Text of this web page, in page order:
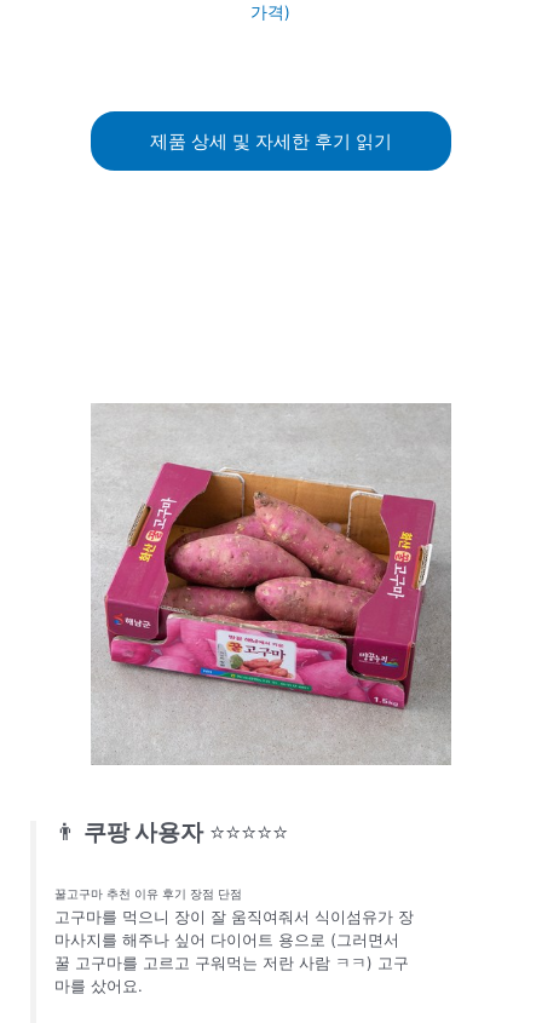
가격)
제품 상세 및 자세한 후기 읽기
👨 쿠팡 사용자 ⭐⭐⭐⭐⭐
꿀고구마 추천 이유 후기 장점 단점
고구마를 먹으니 장이 잘 움직여줘서 식이섬유가 장
마사지를 해주나 싶어 다이어트 용으로 (그러면서
꿀 고구마를 고르고 구워먹는 저란 사람 ㅋㅋ) 고구
마를 샀어요.